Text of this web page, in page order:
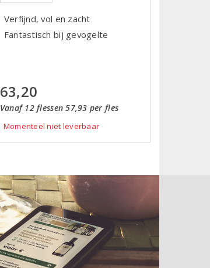
Verfijnd, vol en zacht
Fantastisch bij gevogelte
63,20
Vanaf 12 flessen 57,93 per fles
Momenteel niet leverbaar